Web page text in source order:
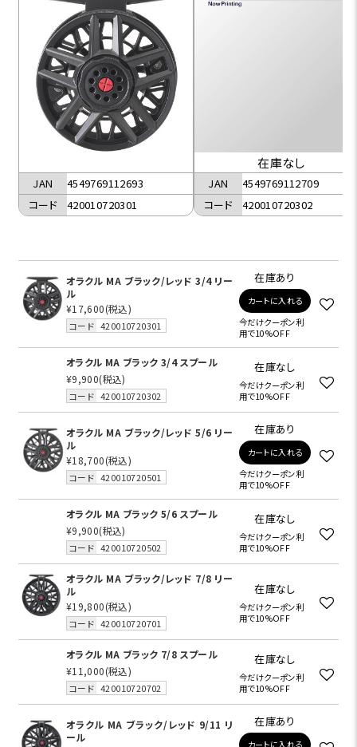
JAN
4549769112693
コード
420010720301
在庫なし
JAN
4549769112709
コード
420010720302
オラクル MA ブラック/レッド 3/4 リー
ル
¥17,600(税込)
コード 420010720301
在庫あり
カートに入れる
今だけクーポン利
用で10%OFF
オラクル MA ブラック 3/4 スプール
¥9,900(税込)
コード 420010720302
在庫なし
今だけクーポン利
用で10%OFF
オラクル MA ブラック/レッド 5/6 リー
ル
¥18,700(税込)
コード 420010720501
在庫あり
カートに入れる
今だけクーポン利
用で10%OFF
オラクル MA ブラック 5/6 スプール
¥9,900(税込)
コード 420010720502
在庫なし
今だけクーポン利
用で10%OFF
オラクル MA ブラック/レッド 7/8 リー
ル
¥19,800(税込)
コード 420010720701
在庫なし
今だけクーポン利
用で10%OFF
オラクル MA ブラック 7/8 スプール
¥11,000(税込)
コード 420010720702
在庫なし
今だけクーポン利
用で10%OFF
オラクル MA ブラック/レッド 9/11 リ
ール
在庫あり
カートに入れる